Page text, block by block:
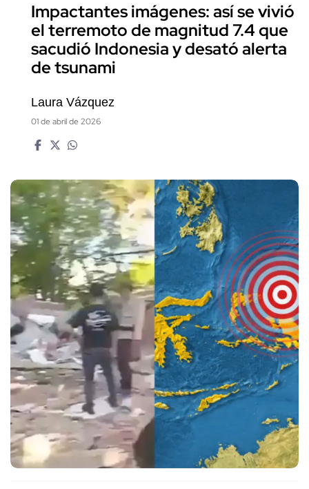
Impactantes imágenes: así se vivió
el terremoto de magnitud 7.4 que
sacudió Indonesia y desató alerta
de tsunami
Laura Vázquez
01 de abril de 2026